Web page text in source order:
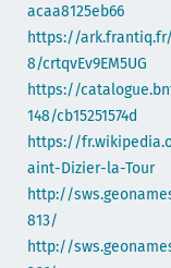
acaa8125eb66
https://
8/crtqvEv9EM5UG
https://
148/cb15251574d
https://
aint-Dizier-la-Tour
http://
813/
http://